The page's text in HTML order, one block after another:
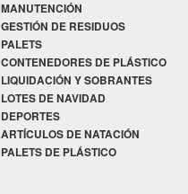
MANUTENCIÓN
GESTIÓN DE RESIDUOS
PALETS
CONTENEDORES DE PLÁSTICO
LIQUIDACIÓN Y SOBRANTES
LOTES DE NAVIDAD
DEPORTES
ARTÍCULOS DE NATACIÓN
PALETS DE PLÁSTICO